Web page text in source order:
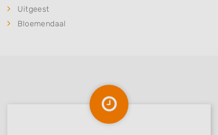
Uitgeest
Bloemendaal